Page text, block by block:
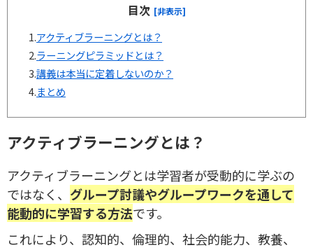
目次 [非表示]
1.アクティブラーニングとは？
2.ラーニングピラミッドとは？
3.講義は本当に定着しないのか？
4.まとめ
アクティブラーニングとは？
アクティブラーニングとは学習者が受動的に学ぶの
ではなく、 グループ討議やグループワークを通して
能動的に学習する方法です。
これにより、認知的、倫理的、社会的能力、教養、